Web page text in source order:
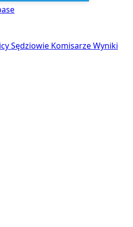
Sędziowie KomisarzeWyniki